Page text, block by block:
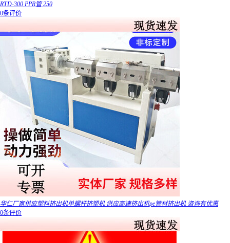
RTD-300 PPR管 250
0条评价
华仁厂家供应塑料挤出机单螺杆挤塑机 供应高速挤出机pe管材挤出机 咨询有优惠
0条评价